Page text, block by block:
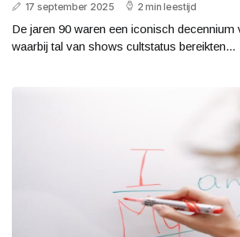
17 september 2025 2 min leestijd
De jaren 90 waren een iconisch decennium
waarbij tal van shows cultstatus bereikten...